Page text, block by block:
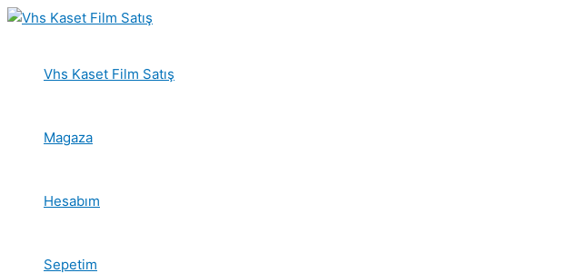
İçeriğe
Vhs Kaset Film Satış
Magaza
Hesabım
Sepetim